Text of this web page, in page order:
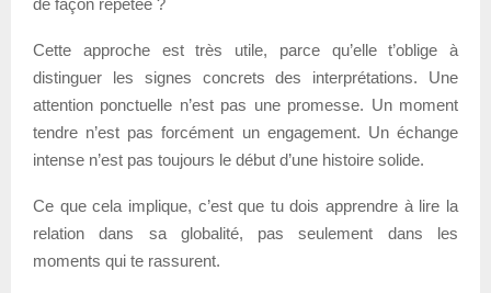
Cette approche est très utile, parce qu’elle t’oblige à
distinguer les signes concrets des interprétations. Une
attention ponctuelle n’est pas une promesse. Un moment
tendre n’est pas forcément un engagement. Un échange
intense n’est pas toujours le début d’une histoire solide.
Ce que cela implique, c’est que tu dois apprendre à lire la
relation dans sa globalité, pas seulement dans les
moments qui te rassurent.